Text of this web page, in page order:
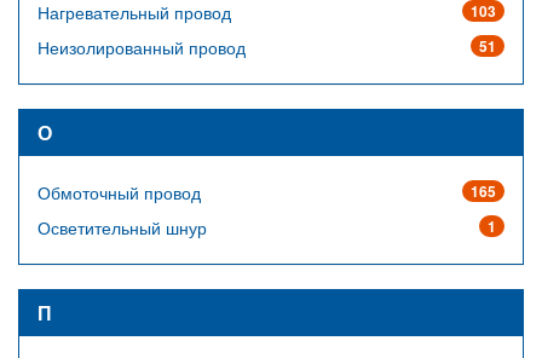
103
Нагревательный провод
51
Неизолированный провод
О
165
Обмоточный провод
1
Осветительный шнур
П